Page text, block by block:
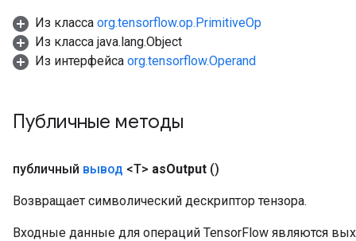
Из класса org.tensorflow.op.PrimitiveOp
Из класса java.lang.Object
Из интерфейса org.tensorflow.Operand
Публичные методы
публичный вывод <T> asOutput ()
Возвращает символический дескриптор тензора.
Входные данные для операций TensorFlow являются